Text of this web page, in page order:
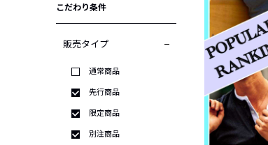
こだわり条件
販売タイプ
通常商品
先行商品
限定商品
別注商品